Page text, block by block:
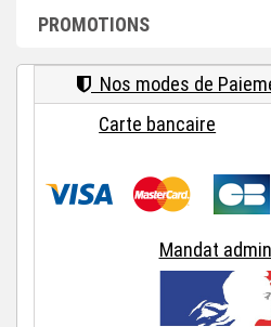
PROMOTIONS
Nos modes de
Carte bancaire
Mandat